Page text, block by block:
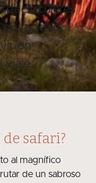
en
viaje.
safari?
al magnífico
de un sabroso